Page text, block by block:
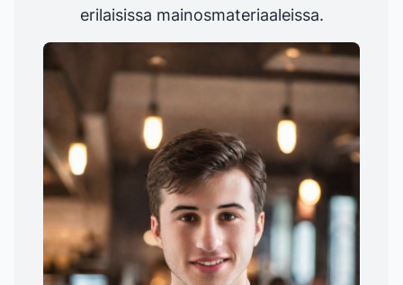
erilaisissa mainosmateriaaleissa.